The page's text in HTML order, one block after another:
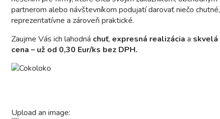
partnerom alebo návštevníkom podujatí darovať niečo chutné,
reprezentatívne a zároveň praktické.
Zaujme Vás ich lahodná chuť, expresná realizácia a skvelá
cena – už od 0,30 Eur/ks bez DPH.
Upload an image: